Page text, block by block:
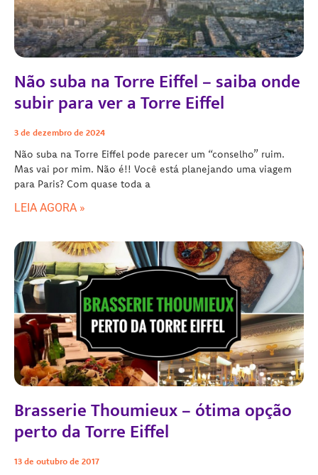
Não suba na Torre Eiffel – saiba onde
subir para ver a Torre Eiffel
3 de dezembro de 2024
Não suba na Torre Eiffel pode parecer um “conselho” ruim.
Mas vai por mim. Não é!! Você está planejando uma viagem
para Paris? Com quase toda a
LEIA AGORA »
Brasserie Thoumieux – ótima opção
perto da Torre Eiffel
13 de outubro de 2017